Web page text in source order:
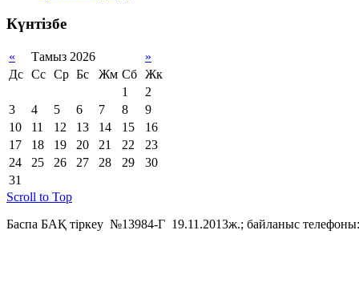
Күнтізбе
« Тамыз 2026
»
Дс Сс Ср Бс Жм Сб Жк
1
2
3
4 5 6 7 8
9
10
11 12 13 14 15
16
17
18 19 20 21 22
23
24
25 26 27 28 29
30
31
Scroll to Top
Баспа БАҚ тіркеу №13984-Г 19.11.2013ж.; байланыс